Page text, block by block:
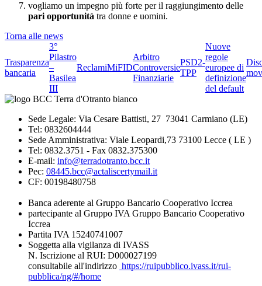
vogliamo un impegno più forte per il raggiungimento delle
pari opportunità tra donne e uomini.
Torna alle news
Trasparenza
bancaria
3°
Pilastro
–
Basilea
III
ReclamiMiFID
Arbitro
Controversie
Finanziarie
PSD2-
TPP
Nuove
regole
europee di
definizione
del default
Sede Legale: Via Cesare Battisti, 27 73041 Carmiano (LE)
Tel: 0832604444
Sede Amministrativa: Viale Leopardi,73 73100 Lecce ( LE )
Tel: 0832.3751 - Fax 0832.375300
E-mail: info@terradotranto.bcc.it
Pec: 08445.bcc@actaliscertymail.it
CF: 00198480758
Banca aderente al Gruppo Bancario Cooperativo Iccrea
partecipante al Gruppo IVA Gruppo Bancario Cooperativo
Iccrea
Partita IVA 15240741007
Soggetta alla vigilanza di IVASS
N. Iscrizione al RUI: D000027199
consultabile all'indirizzo https://ruipubblico.ivass.it/rui-
pubblica/ng/#/home